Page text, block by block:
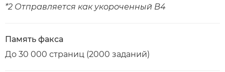
*2 Отправляется как укороченный B4
Память факса
До 30 000 страниц (2000 заданий)